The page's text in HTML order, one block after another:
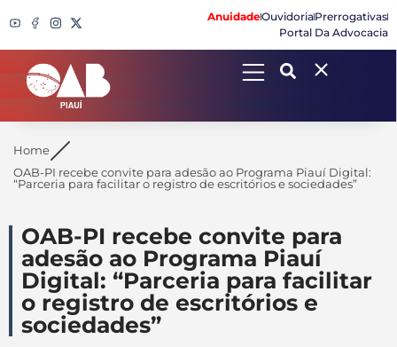
AnuidadeOuvidoriaPrerrogativas
Portal Da Advocacia
Search
Home
OAB-PI recebe convite para adesão ao Programa Piauí Digital:
“Parceria para facilitar o registro de escritórios e sociedades”
OAB-PI recebe convite para
adesão ao Programa Piauí
Digital: “Parceria para facilitar
o registro de escritórios e
sociedades”